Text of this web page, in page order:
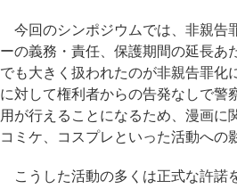
今回のシンポジウムでは、非親告
ーの義務・責任、保護期間の延長あ
でも大きく扱われたのが非親告罪化
に対して権利者からの告発なしで警
用が行えることになるため、漫画に
コミケ、コスプレといった活動への
こうした活動の多くは正式な許諾